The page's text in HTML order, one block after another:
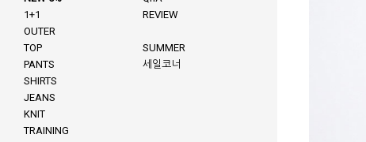
1+1
OUTER
TOP
PANTS
SHIRTS
JEANS
KNIT
TRAINING
REVIEW
SUMMER
세일코너